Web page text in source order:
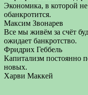
Экономика, в которой
обанкротится.
Максим Звонарев
Все мы живём за счёт
ожидает банкротство.
Фридрих Геббель
Капитализм постоянно
новых.
Харви Маккей